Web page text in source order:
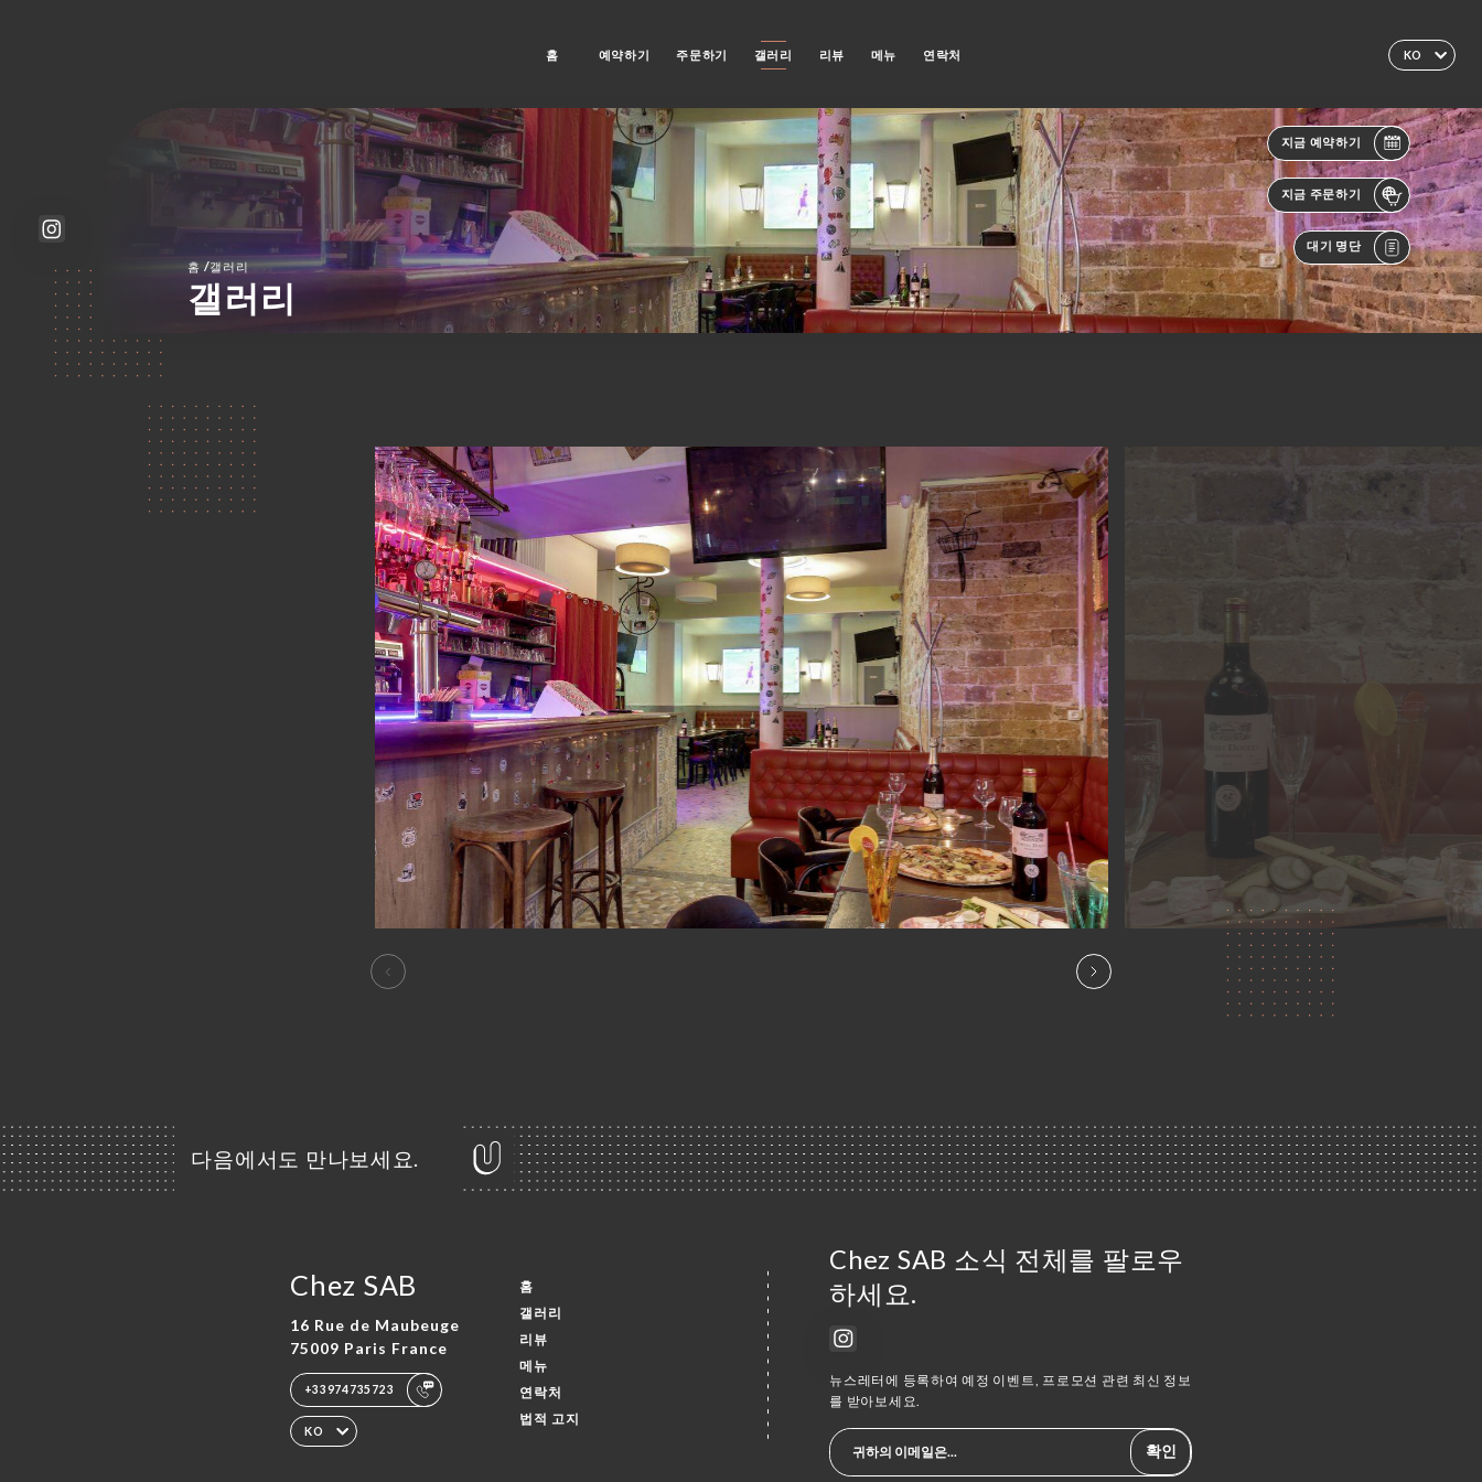
KO
홈 예약하기 주문하기 갤러리 리뷰 메뉴 연락처
지금 예약하기
지금 주문하기
대기 명단
홈 /갤러리
갤러리
다음에서도 만나보세요.
Chez SAB
16 Rue de Maubeuge
75009 Paris France
+33974735723
KO
홈
갤러리
리뷰
메뉴
연락처
법적 고지
Chez SAB 소식 전체를 팔로우
하세요.
뉴스레터에 등록하여 예정 이벤트, 프로모션 관련 최신 정보
를 받아보세요.
확인